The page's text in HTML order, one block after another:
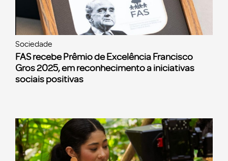
Sociedade
FAS recebe Prêmio de Excelência Francisco
Gros 2025, em reconhecimento a iniciativas
sociais positivas